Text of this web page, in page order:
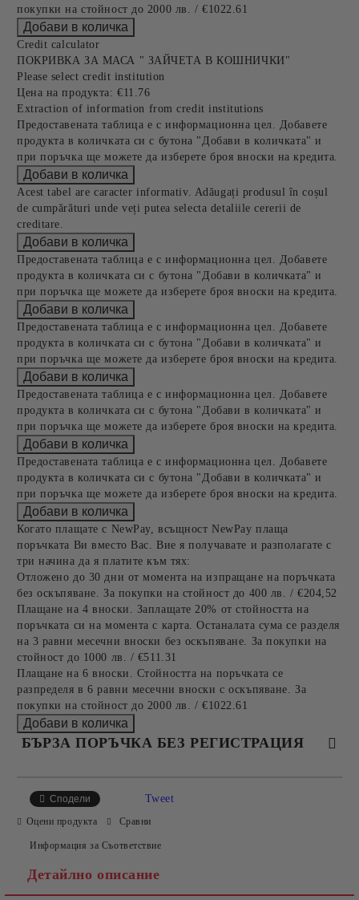
покупки на стойност до 2000 лв. / €1022.61
Credit calculator
ПОКРИВКА ЗА МАСА " ЗАЙЧЕТА В КОШНИЧКИ"
Please select credit institution
Цена на продукта: €11.76
Extraction of information from credit institutions
Предоставената таблица е с информационна цел. Добавете
продукта в количката си с бутона "Добави в количката" и
при поръчка ще можете да изберете броя вноски на кредита.
Acest tabel are caracter informativ. Adăugați produsul în coșul
de cumpărături unde veți putea selecta detaliile cererii de
creditare.
Предоставената таблица е с информационна цел. Добавете
продукта в количката си с бутона "Добави в количката" и
при поръчка ще можете да изберете броя вноски на кредита.
Предоставената таблица е с информационна цел. Добавете
продукта в количката си с бутона "Добави в количката" и
при поръчка ще можете да изберете броя вноски на кредита.
Предоставената таблица е с информационна цел. Добавете
продукта в количката си с бутона "Добави в количката" и
при поръчка ще можете да изберете броя вноски на кредита.
Предоставената таблица е с информационна цел. Добавете
продукта в количката си с бутона "Добави в количката" и
при поръчка ще можете да изберете броя вноски на кредита.
Когато плащате с NewPay, всъщност NewPay плаща
поръчката Ви вместо Вас. Вие я получавате и разполагате с
три начина да я платите към тях:
Отложено до 30 дни от момента на изпращане на поръчката
без оскъпяване. За покупки на стойност до 400 лв. / €204,52
Плащане на 4 вноски. Заплащате 20% от стойността на
поръчката си на момента с карта. Останалата сума се разделя
на 3 равни месечни вноски без оскъпяване. За покупки на
стойност до 1000 лв. / €511.31
Плащане на 6 вноски. Стойността на поръчката се
разпределя в 6 равни месечни вноски с оскъпяване. За
покупки на стойност до 2000 лв. / €1022.61
БЪРЗА ПОРЪЧКА БЕЗ РЕГИСТРАЦИЯ
Сподели
Tweet
Оцени продукта Сравни
Информация за Съответствие
Детайлно описание